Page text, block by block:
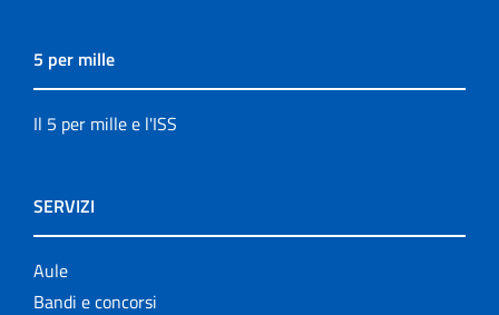
5 per mille
Il 5 per mille e l'ISS
SERVIZI
Aule
Bandi e concorsi